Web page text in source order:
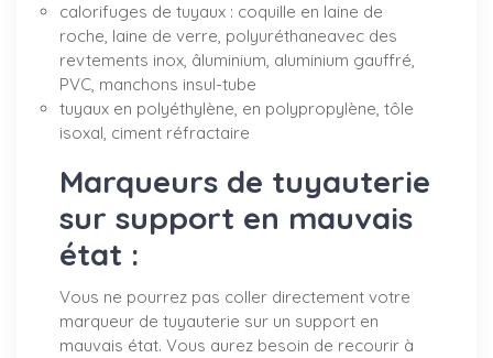
calorifuges de tuyaux : coquille en laine de
roche, laine de verre, polyuréthaneavec des
revtements inox, âluminium, aluminium gauffré,
PVC, manchons insul-tube
tuyaux en polyéthylène, en polypropylène, tôle
isoxal, ciment réfractaire
Marqueurs de tuyauterie
sur support en mauvais
état :
Vous ne pourrez pas coller directement votre
marqueur de tuyauterie sur un support en
mauvais état. Vous aurez besoin de recourir à